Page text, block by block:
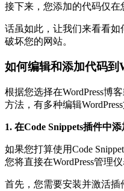
接下来，您添加的代码仅在
话虽如此，让我们来看看
破坏您的网站。
如何编辑和添加代码到
根据您选择在WordPress博
方法，有多种编辑
1. 在Code Snippets插件中
如果您打算使用Code
您将直接在WordPress管理
首先，您需要安装并激活插